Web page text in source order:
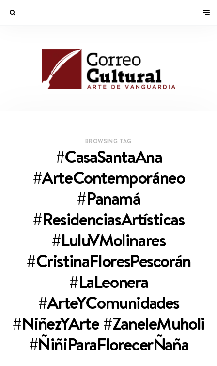
BROWSING TAG
#CasaSantaAna
#ArteContemporáneo
#Panamá
#ResidenciasArtísticas
#LuluVMolinares
#CristinaFloresPescorán
#LaLeonera
#ArteYComunidades
#NiñezYArte #ZaneleMuholi
#ÑiñiParaFlorecerÑaña